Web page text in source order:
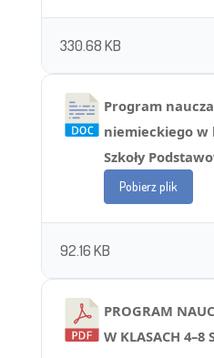
330.68 KB
Program
niemieckiego
Szkoły
Pobierz plik
92.16 KB
PROGRAM
W KLASACH 4–8